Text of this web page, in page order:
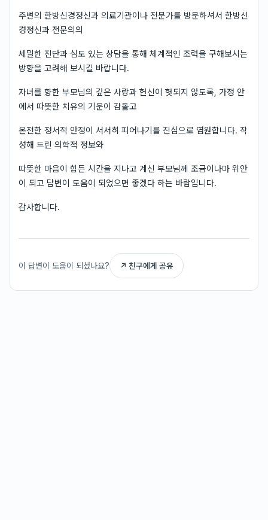
주변의 한방신경정신과 의료기관이나 전문가를 방문하셔서 한방신
경정신과 전문의의
세밀한 진단과 심도 있는 상담을 통해 체계적인 조력을 구해보시는
방향을 고려해 보시길 바랍니다.
자녀를 향한 부모님의 깊은 사랑과 헌신이 헛되지 않도록, 가정 안
에서 따뜻한 치유의 기운이 감돌고
온전한 정서적 안정이 서서히 피어나기를 진심으로 염원합니다. 작
성해 드린 의학적 정보와
따뜻한 마음이 힘든 시간을 지나고 계신 부모님께 조금이나마 위안
이 되고 답변이 도움이 되었으면 좋겠다 하는 바람입니다.
감사합니다.
이 답변이 도움이 되셨나요? ↗ 친구에게 공유